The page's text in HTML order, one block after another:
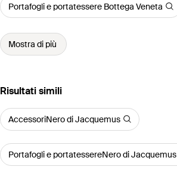
Portafogli e portatessere Bottega Veneta
Mostra di più
Risultati simili
AccessoriNero di Jacquemus
Portafogli e portatessereNero di Jacquemus